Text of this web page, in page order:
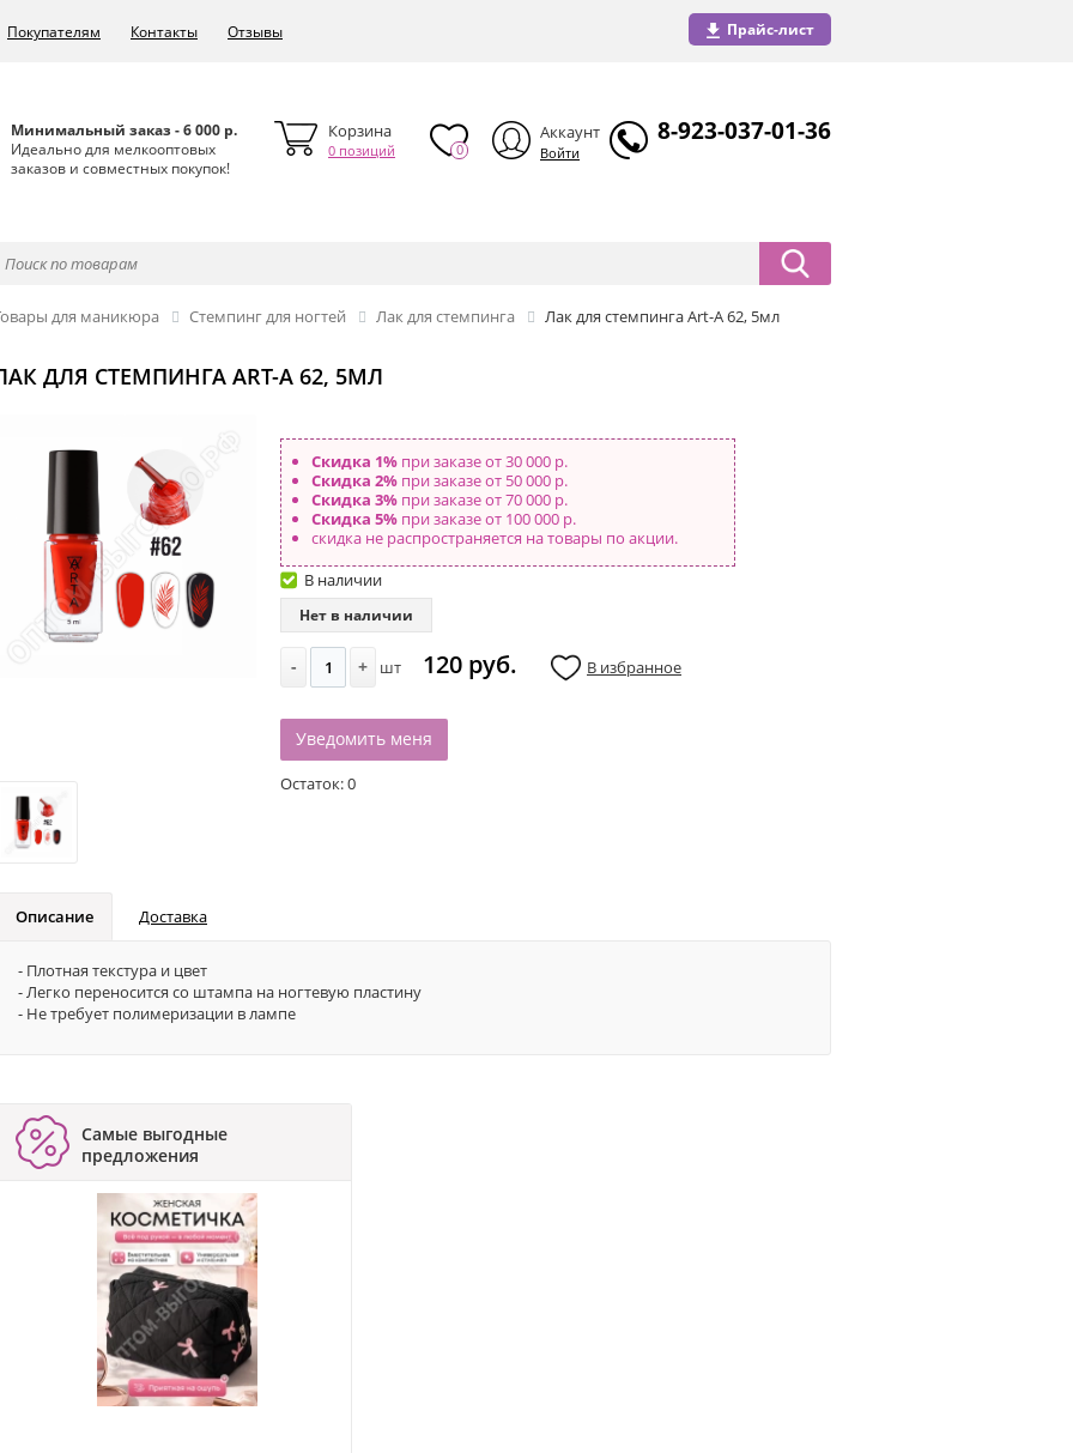
Отзывы
Контакты
Покупателям Прайс-лист
Минимальный заказ - 6 000 р.
Идеально для мелкооптовых
заказов и совместных покупок!
Корзина
0 позиций 0
Аккаунт
Войти
8-923-037-01-36
Товары для маникюра Стемпинг для ногтей Лак для стемпинга Лак для стемпинга Art-A 62, 5мл
ДЛЯ СТЕМПИНГА ART-A 62, 5МЛ
Скидка 1% при заказе от 30 000 р.
Скидка 2% при заказе от 50 000 р.
Скидка 3% при заказе от 70 000 р.
Скидка 5% при заказе от 100 000 р.
скидка не распространяется на товары по акции.
В наличии
Нет в наличии
- + шт 120 руб. В избранное
Уведомить меня
Остаток:0
Описание Доставка
- Плотная текстура и цвет
- Легко переносится со штампа на ногтевую пластину
- Не требует полимеризации в лампе
Самые выгодные
предложения